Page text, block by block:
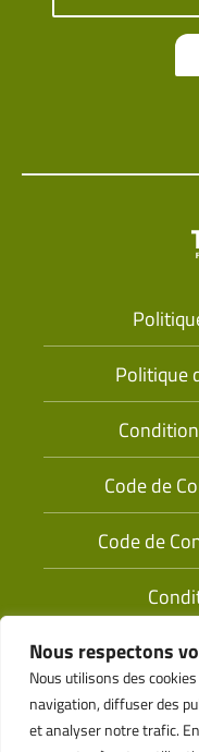
Nous respectons
Nous utilisons des
navigation, diffuser des
et analyser notre trafic.
Politique
Code de
Code de